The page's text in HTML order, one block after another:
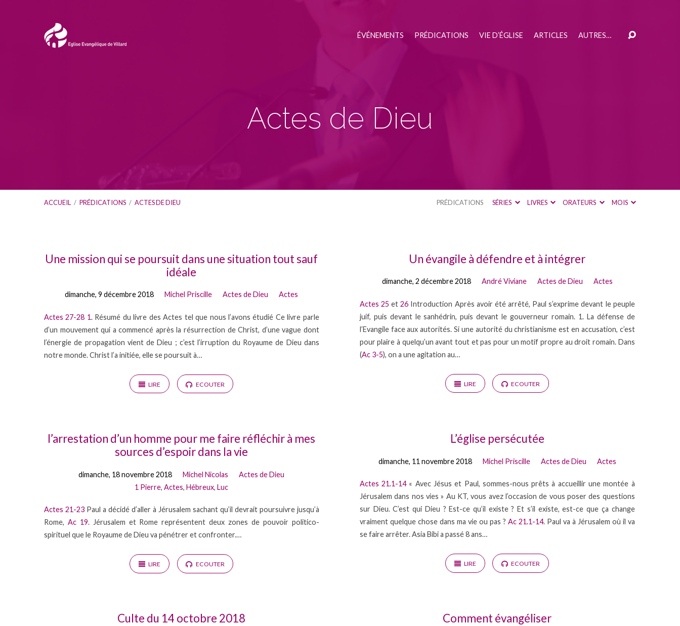
ÉVÉNEMENTS PRÉDICATIONS VIE D’ÉGLISE ARTICLES AUTRES…
Actes de Dieu
ACCUEIL / PRÉDICATIONS / ACTES DE DIEU PRÉDICATIONS SÉRIES LIVRES ORATEURS MOIS
Actes
de
Dieu
Une mission qui se poursuit dans une situation tout sauf
idéale
dimanche, 9 décembre 2018 Michel Priscille Actes de Dieu Actes
Actes 27-28 1. Résumé du livre des Actes tel que nous l’avons étudié Ce livre parle
d’un mouvement qui a commencé après la résurrection de Christ, d’une vague dont
l’énergie de propagation vient de Dieu ; c’est l’irruption du Royaume de Dieu dans
notre monde. Christ l’a initiée, elle se poursuit à…
LIRE ECOUTER
Un évangile à défendre et à intégrer
dimanche, 2 décembre 2018 André Viviane Actes de Dieu Actes
Actes 25 et26 Introduction Après avoir été arrêté, Paul s’exprime devant le peuple
juif, puis devant le sanhédrin, puis devant le gouverneur romain. 1. La défense de
l’Evangile face aux autorités. Si une autorité du christianisme est en accusation, c’est
pour plaire à quelqu’un avant tout et pas pour un motif propre au droit romain. Dans
(Ac 3-5), on a une agitation au…
LIRE ECOUTER
l’arrestation d’un homme pour me faire réfléchir à mes
sources d’espoir dans la vie
dimanche, 18 novembre 2018 Michel Nicolas
Actes de Dieu
1 Pierre,Actes,Hébreux,Luc
Actes 21-23 Paul a décidé d’aller à Jérusalem sachant qu’il devrait poursuivre jusqu’à
Rome, Ac 19. Jérusalem et Rome représentent deux zones de pouvoir politico-
spirituel que le Royaume de Dieu va pénétrer et confronter.…
LIRE ECOUTER
L’église persécutée
dimanche, 11 novembre 2018 Michel Priscille Actes de Dieu Actes
Actes 21.1-14« Avec Jésus et Paul, sommes-nous prêts à accueillir une montée à
Jérusalem dans nos vies » Au KT, vous avez l’occasion de vous poser des questions
sur Dieu. C’est qui Dieu ? Est-ce qu’il existe ? Et s’il existe, est-ce que ça change
vraiment quelque chose dans ma vie ou pas ? Ac 21.1-14. Paul va à Jérusalem où il va
se faire arrêter. Asia Bibi a passé 8 ans…
LIRE ECOUTER
Culte du 14 octobre 2018 Comment évangéliser